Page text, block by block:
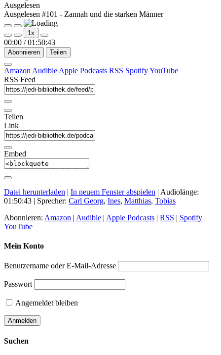
Ausgelesen
Ausgelesen #101 - Zannah und die starken Männer
Play
Episode
Pause
Episode
1x
00:00 / 01:50:43
Abonnieren Teilen
Amazon Audible Apple Podcasts RSS SpotifyYouTube
RSS Feed
Teilen
Link
Embed
Datei herunterladen | In neuem Fenster abspielen | Audiolänge:
01:50:43 | Sprecher: Carl Georg, Ines, Matthias, Tobias
Abonnieren: Amazon | Audible | Apple Podcasts | RSS | Spotify |
YouTube
Mein Konto
Benutzername oder E-Mail-Adresse
Passwort
Angemeldet bleiben
Suchen